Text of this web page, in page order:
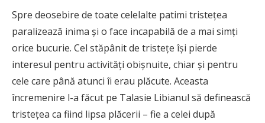
Spre deosebire de toate celelalte patimi tristeţea
paralizează inima şi o face incapabilă de a mai simţi
orice bucurie. Cel stăpânit de tristeţe îşi pierde
interesul pentru activităţi obişnuite, chiar şi pentru
cele care până atunci îi erau plăcute. Aceasta
încremenire l-a făcut pe Talasie Libianul să definească
tristeţea ca fiind lipsa plăcerii – fie a celei după